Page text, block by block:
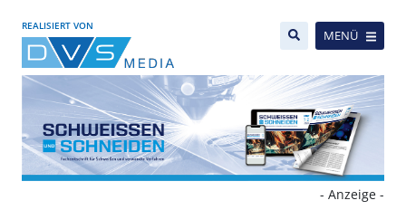
REALISIERT VON
MENÜ
- Anzeige -